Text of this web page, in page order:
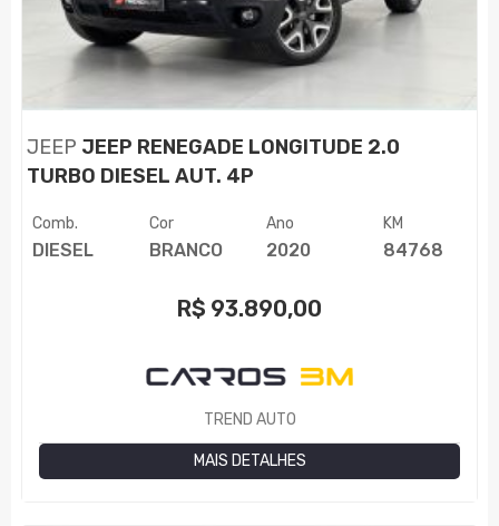
JEEP JEEP RENEGADE LONGITUDE 2.0
TURBO DIESEL AUT. 4P
Comb.
DIESEL
Cor
BRANCO
Ano
2020
KM
84768
R$ 93.890,00
TREND AUTO
MAIS DETALHES